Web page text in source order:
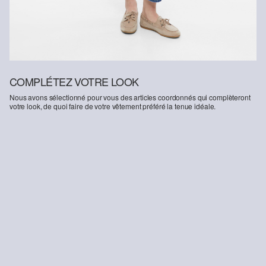
COMPLÉTEZ VOTRE LOOK
Nous avons sélectionné pour vous des articles coordonnés qui complèteront
votre look, de quoi faire de votre vêtement préféré la tenue idéale.